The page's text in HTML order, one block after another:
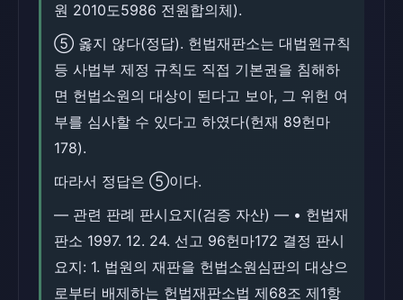
원 2010도5986 전원합의체).
⑤ 옳지 않다(정답). 헌법재판소는 대법원규칙
등 사법부 제정 규칙도 직접 기본권을 침해하
면 헌법소원의 대상이 된다고 보아, 그 위헌 여
부를 심사할 수 있다고 하였다(헌재 89헌마
178).
따라서 정답은 ⑤이다.
― 관련 판례 판시요지(검증 자산) ― • 헌법재
판소 1997. 12. 24. 선고 96헌마172 결정 판시
요지: 1. 법원의 재판을 헌법소원심판의 대상으
로부터 배제하는 헌법재판소법 제68조 제1항